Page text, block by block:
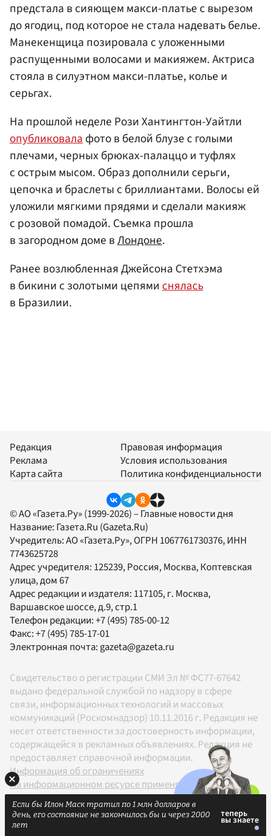
предстала в сияющем макси-платье с вырезом
до ягодиц, под которое не стала надевать белье.
Манекенщица позировала с уложенными
распущенными волосами и макияжем. Актриса
стояла в силуэтном макси-платье, колье и
серьгах.
На прошлой неделе Рози Хантингтон-Уайтли
опубликовалафото в белой блузе с голыми
плечами, черных брюках-палаццо и туфлях
с острым мысом. Образ дополнили серьги,
цепочка и браслеты с бриллиантами. Волосы ей
уложили мягкими прядями и сделали макияж
с розовой помадой. Съемка прошла
в загородном доме вЛондоне.
Ранее возлюбленная Джейсона Стетхэма
в бикини с золотыми цепямиснялась
в Бразилии.
Редакция
Реклама
Карта сайта
Правовая информация
Условия использования
Политика конфиденциальности
© АО «Газета.Ру» (1999-2026) – Главные новости дня
Название: Газета.Ru (Gazeta.Ru)
Учредитель:АО «Газета.Ру», ОГРН 1067761730376, ИНН
7743625728
Адрес учредителя: 125239, Россия, Москва, Коптевская
улица, дом 67
Адрес редакции и издателя: 117105, г. Москва,
Варшавское шоссе, д.9, стр.1
Телефон редакции:+7 (495) 785-00-12
Факс:+7 (495) 785-17-01
Электронная почта:gazeta@gazeta.ru
Свидетельство о регистрации СМИ Эл № ФС77-67642
выдано федеральной службой по надзору в сфере
связи, информационных технологий и массовых
коммуникаций (Роскомнадзор) 10.11.2016 г. Редакция не
несет ответственности за достоверность информации,
содержащейся в рекламных объявлениях. Редакция не
предоставляет справочной информации.
Информация об ограничениях
На информационном ресурсе применяются
рекомендательные технологии в соответствии с
Правилами
Если бы Илон Маск тратил по 1 млн долларов в
день, его состояние не закончилось бы и через 2000
лет